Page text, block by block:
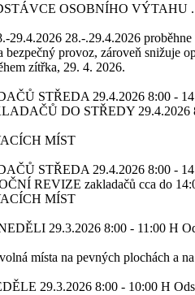
OSOBNÍHO VÝTAHU .
29.4.2026 28.-.29.4.2026
provoz, zároveň snižuje
zítřka, 29. 4. 2026.
STŘEDA 29.4.2026 8:00 -
DO STŘEDY 29.4.2026
MÍST
STŘEDA 29.4.2026 8:00 -
REVIZE zakladačů cca do
MÍST
29.3.2026 8:00 - 11:00 H
místa na pevných plochách a
29.3.2026 8:00 - 10:00 H